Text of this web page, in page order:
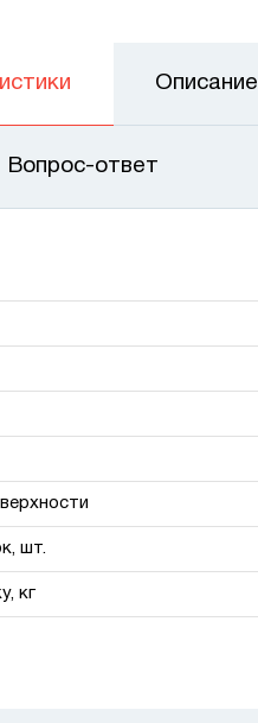
шт.
кг
Описание
Вопрос-ответ